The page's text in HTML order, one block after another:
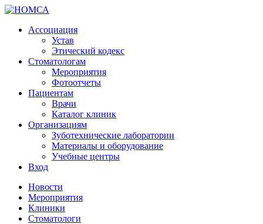
Ассоциация
Устав
Этический кодекс
Стоматологам
Мероприятия
Фотоотчеты
Пациентам
Врачи
Каталог клиник
Организациям
Зуботехнические лаборатории
Материалы и оборудование
Учебные центры
Вход
Новости
Мероприятия
Клиники
Стоматологи